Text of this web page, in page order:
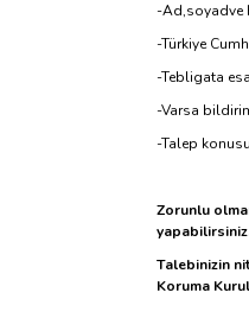
-Ad,soyadve
-Türkiye
-Tebligata
-Varsa
-Talep
Zorunlu
Talebinizin
Koruma